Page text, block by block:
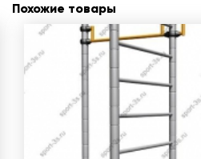
Похожие товары